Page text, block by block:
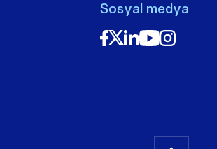
Sosyal medya